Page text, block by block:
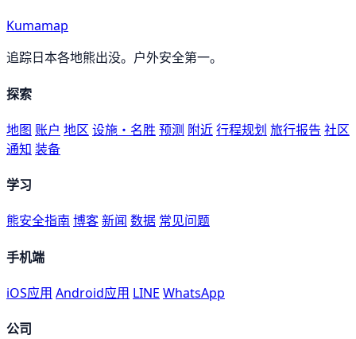
Kumamap
追踪日本各地熊出没。户外安全第一。
探索
地图 账户 地区 设施・名胜 预测 附近行程规划 旅行报告 社区
通知 装备
学习
熊安全指南 博客新闻 数据 常见问题
手机端
iOS应用 Android应用 LINE WhatsApp
公司